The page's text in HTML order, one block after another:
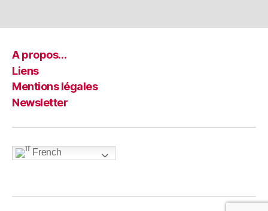
A propos…
Liens
Mentions légales
Newsletter
French